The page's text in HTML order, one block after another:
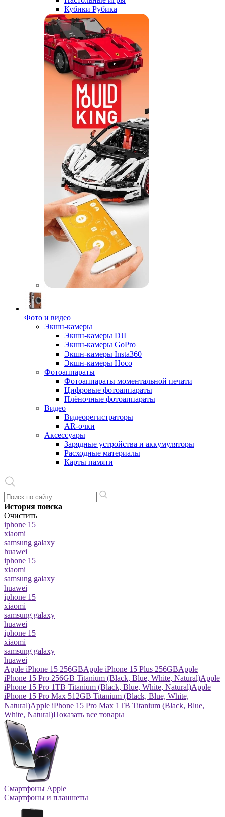
Кубики Рубика
Фото и видео
Экшн-камеры
Экшн-камеры DJI
Экшн-камеры GoPro
Экшн-камеры Insta360
Экшн-камеры Hoco
Фотоаппараты
Фотоаппараты моментальной печати
Цифровые фотоаппараты
Плёночные фотоаппараты
Видео
Видеорегистраторы
AR-очки
Аксессуары
Зарядные устройства и аккумуляторы
Расходные материалы
Карты памяти
История поиска
Очистить
iphone 15
xiaomi
samsung galaxy
huawei
iphone 15
xiaomi
samsung galaxy
huawei
iphone 15
xiaomi
samsung galaxy
huawei
iphone 15
xiaomi
samsung galaxy
huawei
Apple iPhone 15 256GBApple iPhone 15 Plus 256GBApple
iPhone 15 Pro 256GB Titanium (Black, Blue, White, Natural)Apple
iPhone 15 Pro 1TB Titanium (Black, Blue, White, Natural)Apple
iPhone 15 Pro Max 512GB Titanium (Black, Blue, White,
Natural)Apple iPhone 15 Pro Max 1TB Titanium (Black, Blue,
White, Natural)Показать все товары
Смартфоны Apple
Смартфоны и планшеты